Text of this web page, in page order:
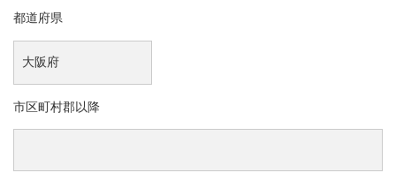
都道府県
市区町村郡以降